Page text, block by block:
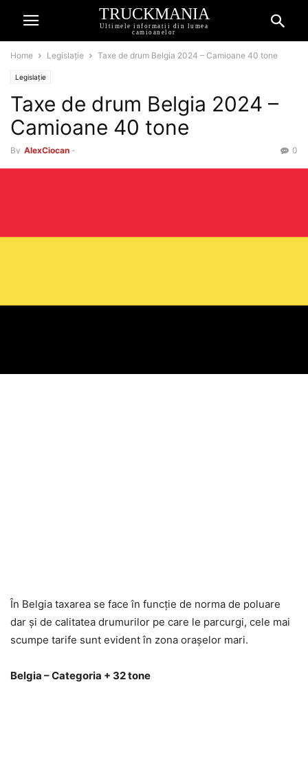
TRUCKMANIA
Ultimele informatii din lumea
camioanelor
Home Legislație Taxe de drum Belgia 2024 – Camioane 40 tone
Legislație
Taxe de drum Belgia 2024 –
Camioane 40 tone
By AlexCiocan - 0
În Belgia taxarea se face în funcție de norma de poluare
dar și de calitatea drumurilor pe care le parcurgi, cele mai
scumpe tarife sunt evident în zona orașelor mari.
Belgia – Categoria + 32 tone